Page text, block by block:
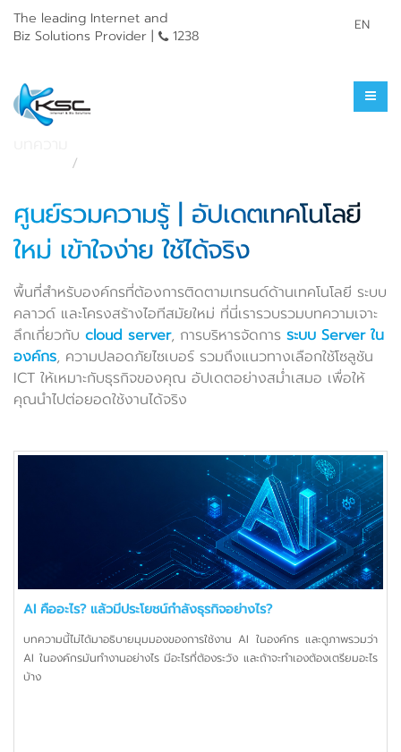
The leading Internet and
Biz Solutions Provider |
1238
EN
ศูนย์รวมความรู้
ศูนย์รวมความรู้ | อัปเดตเทคโนโลยี
ใหม่ เข้าใจง่าย ใช้ได้จริง
พื้นที่สำหรับองค์กรที่ต้องการติดตามเทรนด์ด้านเทคโนโลยี ระบบ
คลาวด์ และโครงสร้างไอทีสมัยใหม่ ที่นี่เรารวบรวมบทความเจาะ
ลึกเกี่ยวกับ cloud server, การบริหารจัดการ ระบบ Server ใน
องค์กร, ความปลอดภัยไซเบอร์ รวมถึงแนวทางเลือกใช้โซลูชัน
ICT ให้เหมาะกับธุรกิจของคุณ อัปเดตอย่างสม่ำเสมอ เพื่อให้
คุณนำไปต่อยอดใช้งานได้จริง
AI คืออะไร? แล้วมีประโยชน์กำลังธุรกิจอย่างไร?
บทความนี้ไม่ได้มาอธิบายมุมมองของการใช้งาน AI ในองค์กร และดูภาพรวมว่า
AI ในองค์กรมันทำงานอย่างไร มีอะไรที่ต้องระวัง และถ้าจะทำเองต้องเตรียมอะไร
บ้าง